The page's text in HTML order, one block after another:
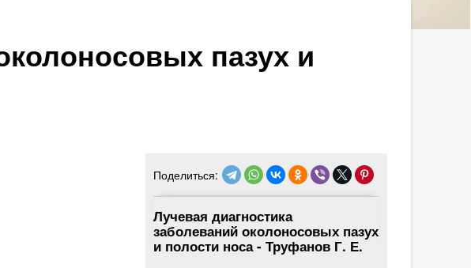
пазух и
Поделиться:
Лучевая диагностика
заболеваний околоносовых пазух
и полости носа - Труфанов Г. Е.